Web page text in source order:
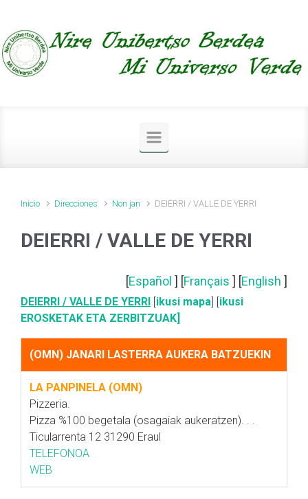
Inicio Direcciones Non jan DEIERRI / VALLE DE YERRI
DEIERRI / VALLE DE YERRI
[Español ] [Français ] [English ]
DEIERRI / VALLE DE YERRI [ikusi mapa] [ikusi
EROSKETAK ETA ZERBITZUAK]
(OMN) JANARI LASTERRA AUKERA BATZUEKIN
LA PANPINELA (OMN)
Pizzeria.
Pizza %100 begetala (osagaiak aukeratzen). . .
Ticularrenta 12 31290 Eraul
TELEFONOA
WEB